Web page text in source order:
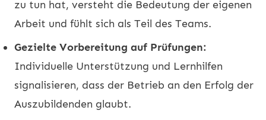
zu tun hat, versteht die Bedeutung der eigenen
Arbeit und fühlt sich als Teil des Teams.
Gezielte Vorbereitung auf Prüfungen:
Individuelle Unterstützung und Lernhilfen
signalisieren, dass der Betrieb an den Erfolg der
Auszubildenden glaubt.